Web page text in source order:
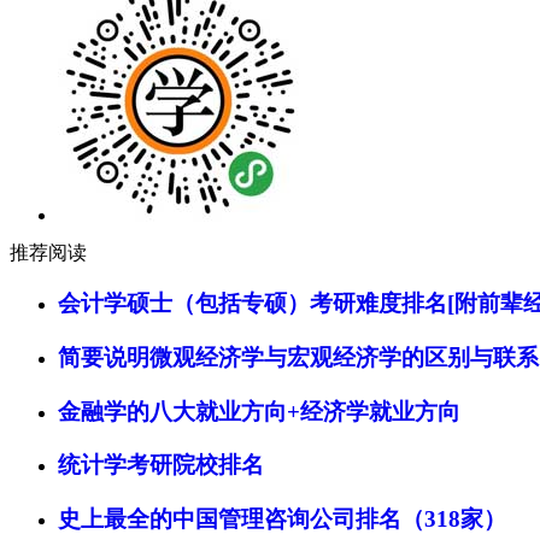
推荐阅读
会计学硕士（包括专硕）考研难度排名[附前辈
简要说明微观经济学与宏观经济学的区别与联系
金融学的八大就业方向+经济学就业方向
统计学考研院校排名
史上最全的中国管理咨询公司排名（318家）